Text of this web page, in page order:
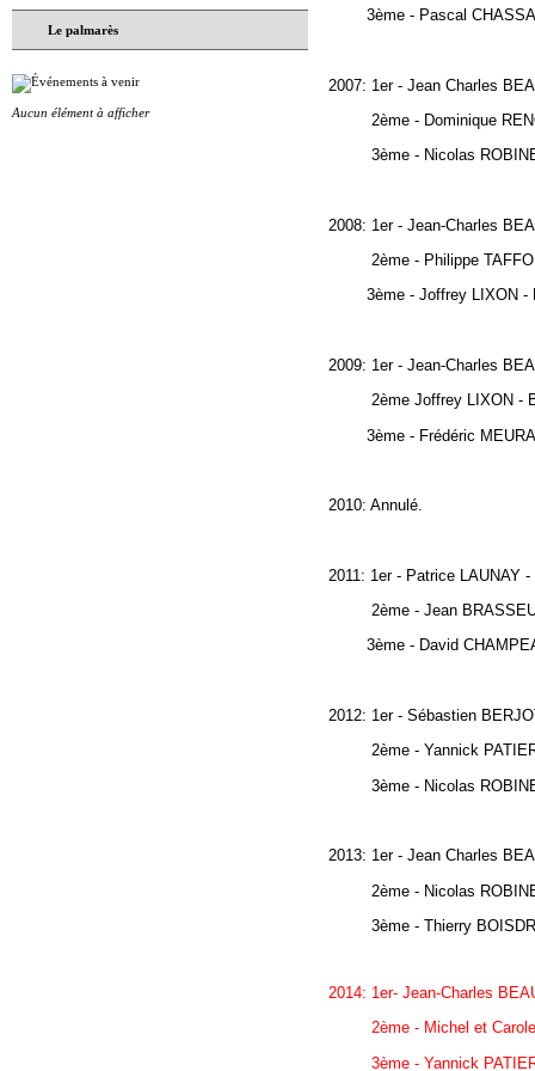
3ème - Pascal
2007: 1er - Jean Charles
2ème - Dominique
3ème - Nicolas
2008: 1er - Jean-Charles
2ème - Philippe
3ème - Joffrey LIXON -
2009: 1er - Jean-Charles
2ème Joffrey LIXON -
3ème - Frédéric
2010: Annulé.
2011: 1er - Patrice LAUNAY
2ème - Jean BRASSEUR
3ème - David
2012: 1er - Sébastien
2ème - Yannick PATIER -
3ème - Nicolas
2013: 1er - Jean Charles
2ème - Nicolas
3ème - Thierry
2014: 1er- Jean-Charles
2ème - Michel et
3ème - Yannick PATIER
Le palmarès
Aucun élément à afficher